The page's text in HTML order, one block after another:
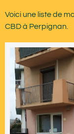
Voici une liste de
CBD à Perpignan.